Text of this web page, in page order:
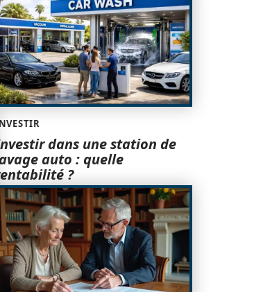
dans une station de
auto : quelle
?